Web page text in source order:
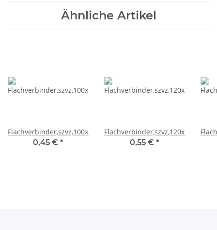
Ähnliche Artikel
Flachverbinder,szvz,100x15CF
0,45 € *
Flachverbinder,szvz,120x16CF
0,55 € *